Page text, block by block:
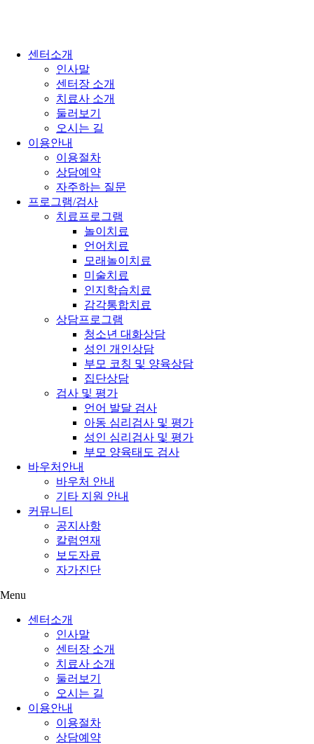
센터소개
인사말
센터장 소개
치료사 소개
둘러보기
오시는 길
이용안내
이용절차
상담예약
자주하는 질문
프로그램/검사
치료프로그램
놀이치료
언어치료
모래놀이치료
미술치료
인지학습치료
감각통합치료
상담프로그램
청소년 대화상담
성인 개인상담
부모 코칭 및 양육상담
집단상담
검사 및 평가
언어 발달 검사
아동 심리검사 및 평가
성인 심리검사 및 평가
부모 양육태도 검사
바우처안내
바우처 안내
기타 지원 안내
커뮤니티
공지사항
칼럼연재
보도자료
자가진단
Menu
센터소개
인사말
센터장 소개
치료사 소개
둘러보기
오시는 길
이용안내
이용절차
상담예약